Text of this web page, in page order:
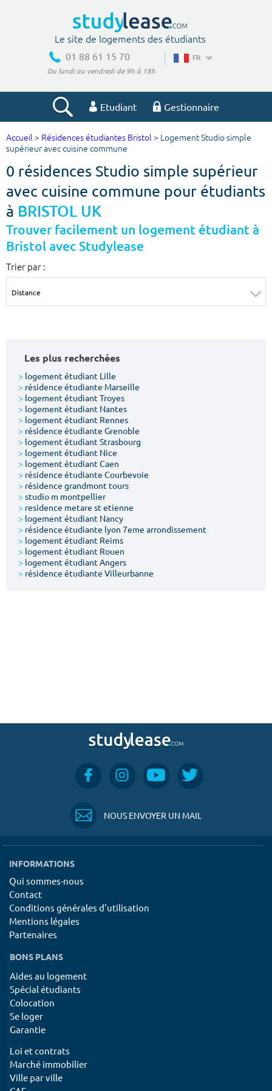
Le site de logements des étudiants
01 88 61 15 70
Du lundi au vendredi de 9h à 18h
FR
Etudiant Gestionnaire
Votre recherche
Ville, école
Budget min
€
Budget max
m² m²
Votre date d'entrée
Chercher
Accueil > Résidences étudiantes Bristol > Logement Studio simple
supérieur avec cuisine commune
0 résidences Studio simple supérieur
avec cuisine commune pour étudiants
à BRISTOL UK
Trouver facilement un logement étudiant à
Bristol avec Studylease
Trier par :
Les plus recherchées
> logement étudiant Lille
> résidence étudiante Marseille
> logement étudiant Troyes
> logement étudiant Nantes
> logement étudiant Rennes
> résidence étudiante Grenoble
> logement étudiant Strasbourg
> logement étudiant Nice
> logement étudiant Caen
> résidence étudiante Courbevoie
> résidence grandmont tours
> studio m montpellier
> residence metare st etienne
> logement étudiant Nancy
> résidence étudiante lyon 7eme arrondissement
> logement étudiant Reims
> logement étudiant Rouen
> logement étudiant Angers
> résidence étudiante Villeurbanne
NOUS ENVOYER UN MAIL
INFORMATIONS
Qui sommes-nous
Contact
Conditions générales d'utilisation
Mentions légales
Partenaires
BONS PLANS
Aides au logement
Spécial étudiants
Colocation
Se loger
Garantie
Loi et contrats
Marché immobilier
Ville par ville